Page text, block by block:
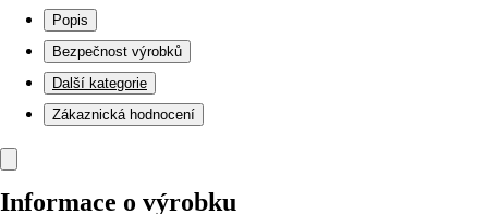
Popis
Bezpečnost výrobků
Další kategorie
Zákaznická hodnocení
Informace o výrobku